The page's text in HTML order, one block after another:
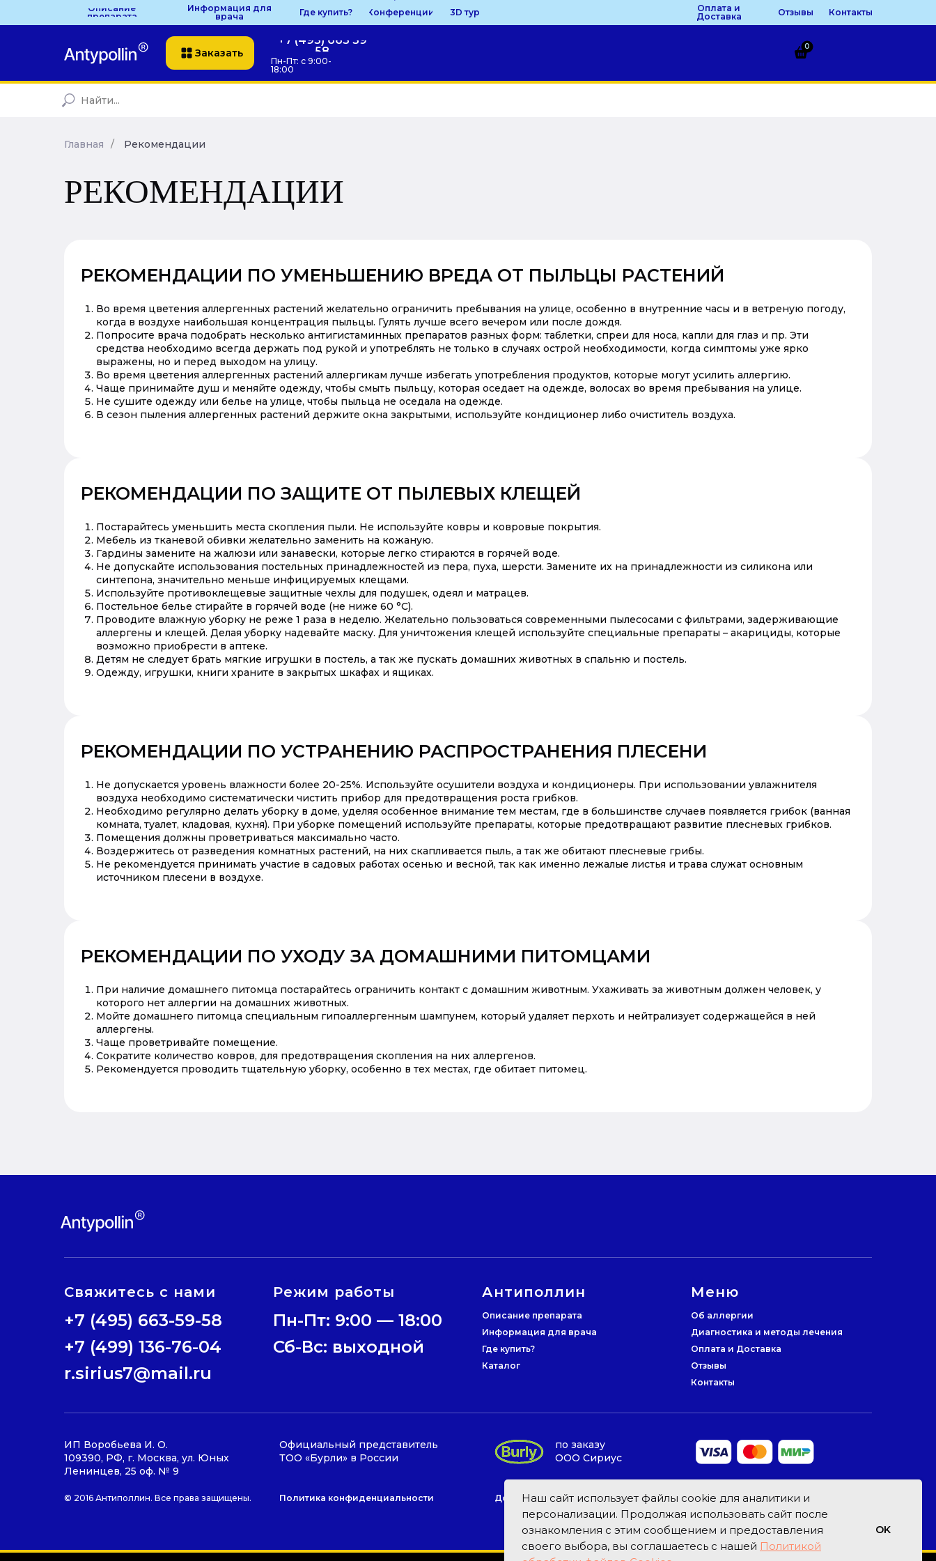
Описание
препарата
Информация для
врача
Конференции 3D тур
Где купить?
Оплата и
Доставка
Отзывы Контакты
Заказать
Пн-Пт: с 9:00-
18:00
+7 (495) 663 59
58
0
Наш сайт использует файлы cookie для аналитики и
персонализации. Продолжая использовать сайт после
ознакомления с этим сообщением и предоставления
своего выбора, вы соглашаетесь с нашей Политикой
OK
Главная / Рекомендации
РЕКОМЕНДАЦИИ
РЕКОМЕНДАЦИИ ПО УМЕНЬШЕНИЮ ВРЕДА ОТ ПЫЛЬЦЫ РАСТЕНИЙ
Во время цветения аллергенных растений желательно ограничить пребывания на улице, особенно в внутренние часы и в ветреную погоду,
когда в воздухе наибольшая концентрация пыльцы. Гулять лучше всего вечером или после дождя.
Попросите врача подобрать несколько антигистаминных препаратов разных форм: таблетки, спреи для носа, капли для глаз и пр. Эти
средства необходимо всегда держать под рукой и употреблять не только в случаях острой необходимости, когда симптомы уже ярко
выражены, но и перед выходом на улицу.
Во время цветения аллергенных растений аллергикам лучше избегать употребления продуктов, которые могут усилить аллергию.
Чаще принимайте душ и меняйте одежду, чтобы смыть пыльцу, которая оседает на одежде, волосах во время пребывания на улице.
Не сушите одежду или белье на улице, чтобы пыльца не оседала на одежде.
В сезон пыления аллергенных растений держите окна закрытыми, используйте кондиционер либо очиститель воздуха.
РЕКОМЕНДАЦИИ ПО ЗАЩИТЕ ОТ ПЫЛЕВЫХ КЛЕЩЕЙ
Постарайтесь уменьшить места скопления пыли. Не используйте ковры и ковровые покрытия.
Мебель из тканевой обивки желательно заменить на кожаную.
Гардины замените на жалюзи или занавески, которые легко стираются в горячей воде.
Не допускайте использования постельных принадлежностей из пера, пуха, шерсти. Замените их на принадлежности из силикона или
синтепона, значительно меньше инфицируемых клещами.
Используйте противоклещевые защитные чехлы для подушек, одеял и матрацев.
Постельное белье стирайте в горячей воде (не ниже 60 °С).
Проводите влажную уборку не реже 1 раза в неделю. Желательно пользоваться современными пылесосами с фильтрами, задерживающие
аллергены и клещей. Делая уборку надевайте маску. Для уничтожения клещей используйте специальные препараты – акарициды, которые
возможно приобрести в аптеке.
Детям не следует брать мягкие игрушки в постель, а так же пускать домашних животных в спальню и постель.
Одежду, игрушки, книги храните в закрытых шкафах и ящиках.
РЕКОМЕНДАЦИИ ПО УСТРАНЕНИЮ РАСПРОСТРАНЕНИЯ ПЛЕСЕНИ
Не допускается уровень влажности более 20-25%. Используйте осушители воздуха и кондиционеры. При использовании увлажнителя
воздуха необходимо систематически чистить прибор для предотвращения роста грибков.
Необходимо регулярно делать уборку в доме, уделяя особенное внимание тем местам, где в большинстве случаев появляется грибок (ванная
комната, туалет, кладовая, кухня). При уборке помещений используйте препараты, которые предотвращают развитие плесневых грибков.
Помещения должны проветриваться максимально часто.
Воздержитесь от разведения комнатных растений, на них скапливается пыль, а так же обитают плесневые грибы.
Не рекомендуется принимать участие в садовых работах осенью и весной, так как именно лежалые листья и трава служат основным
источником плесени в воздухе.
РЕКОМЕНДАЦИИ ПО УХОДУ ЗА ДОМАШНИМИ ПИТОМЦАМИ
При наличие домашнего питомца постарайтесь ограничить контакт с домашним животным. Ухаживать за животным должен человек, у
которого нет аллергии на домашних животных.
Мойте домашнего питомца специальным гипоаллергенным шампунем, который удаляет перхоть и нейтрализует содержащейся в ней
аллергены.
Чаще проветривайте помещение.
Сократите количество ковров, для предотвращения скопления на них аллергенов.
Рекомендуется проводить тщательную уборку, особенно в тех местах, где обитает питомец.
Свяжитесь с нами
+7 (495) 663-59-58
+7 (499) 136-76-04
r.sirius7@mail.ru
Режим работы
Пн-Пт: 9:00 — 18:00
Сб-Вс: выходной
Антиполлин
Описание препарата
Информация для врача
Где купить?
Каталог
Меню
Об аллергии
Диагностика и методы лечения
Оплата и Доставка
Отзывы
Контакты
© 2016 Антиполлин. Все права защищены.
ИП Воробьева И. О.
109390, РФ, г. Москва, ул. Юных
Ленинцев, 25 оф. № 9
Официальный представитель
ТОО «Бурли» в России
по заказу
ООО Сириус
Политика конфиденциальности Договор оферты